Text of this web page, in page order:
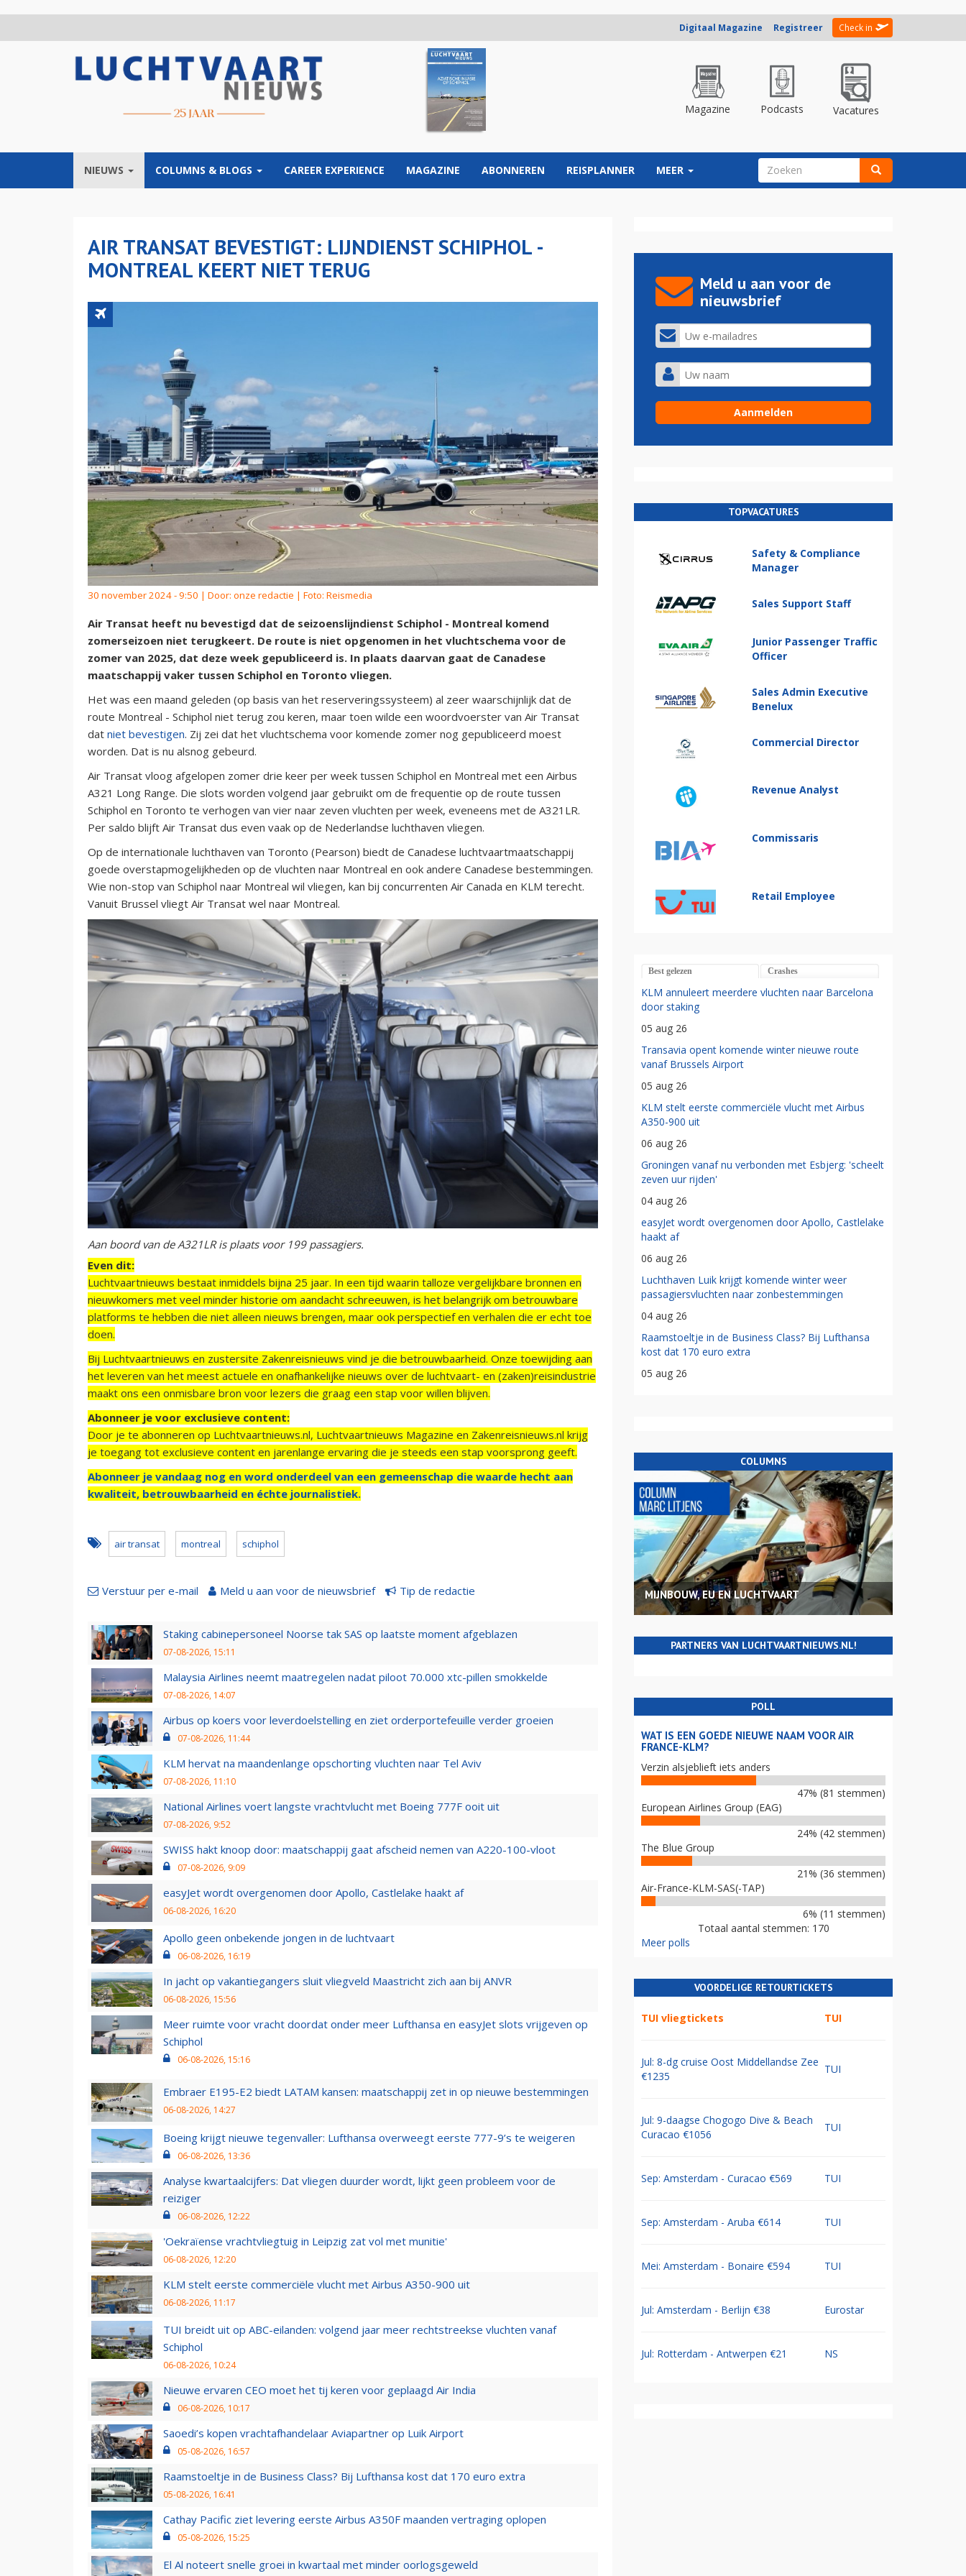
Digitaal Magazine Registreer Check in
Magazine Podcasts Vacatures
NIEUWS COLUMNS & BLOGS CAREER EXPERIENCE MAGAZINE ABONNEREN REISPLANNER MEER ZOEKVELD
AIR TRANSAT BEVESTIGT: LIJNDIENST SCHIPHOL -
MONTREAL KEERT NIET TERUG
30 november 2024 - 9:50 | Door: onze redactie | Foto: Reismedia
Air Transat heeft nu bevestigd dat de seizoenslijndienst Schiphol - Montreal komend
zomerseizoen niet terugkeert. De route is niet opgenomen in het vluchtschema voor de
zomer van 2025, dat deze week gepubliceerd is. In plaats daarvan gaat de Canadese
maatschappij vaker tussen Schiphol en Toronto vliegen.
Het was een maand geleden (op basis van het reserveringssysteem) al zeer waarschijnlijk dat de
route Montreal - Schiphol niet terug zou keren, maar toen wilde een woordvoerster van Air Transat
dat niet bevestigen. Zij zei dat het vluchtschema voor komende zomer nog gepubliceerd moest
worden. Dat is nu alsnog gebeurd.
Air Transat vloog afgelopen zomer drie keer per week tussen Schiphol en Montreal met een Airbus
A321 Long Range. Die slots worden volgend jaar gebruikt om de frequentie op de route tussen
Schiphol en Toronto te verhogen van vier naar zeven vluchten per week, eveneens met de A321LR.
Per saldo blijft Air Transat dus even vaak op de Nederlandse luchthaven vliegen.
Op de internationale luchthaven van Toronto (Pearson) biedt de Canadese luchtvaartmaatschappij
goede overstapmogelijkheden op de vluchten naar Montreal en ook andere Canadese bestemmingen.
Wie non-stop van Schiphol naar Montreal wil vliegen, kan bij concurrenten Air Canada en KLM terecht.
Vanuit Brussel vliegt Air Transat wel naar Montreal.
Aan boord van de A321LR is plaats voor 199 passagiers.
Even dit:
Luchtvaartnieuws bestaat inmiddels bijna 25 jaar. In een tijd waarin talloze vergelijkbare bronnen en
nieuwkomers met veel minder historie om aandacht schreeuwen, is het belangrijk om betrouwbare
platforms te hebben die niet alleen nieuws brengen, maar ook perspectief en verhalen die er echt toe
doen.
Bij Luchtvaartnieuws en zustersite Zakenreisnieuws vind je die betrouwbaarheid. Onze toewijding aan
het leveren van het meest actuele en onafhankelijke nieuws over de luchtvaart- en (zaken)reisindustrie
maakt ons een onmisbare bron voor lezers die graag een stap voor willen blijven.
Abonneer je voor exclusieve content:
Door je te abonneren op Luchtvaartnieuws.nl, Luchtvaartnieuws Magazine en Zakenreisnieuws.nl krijg
je toegang tot exclusieve content en jarenlange ervaring die je steeds een stap voorsprong geeft.
Abonneer je vandaag nog en word onderdeel van een gemeenschap die waarde hecht aan
kwaliteit, betrouwbaarheid en échte journalistiek.
air transat montreal schiphol
Verstuur per e-mail Meld u aan voor de nieuwsbrief Tip de redactie
Staking cabinepersoneel Noorse tak SAS op laatste moment afgeblazen
07-08-2026, 15:11
Malaysia Airlines neemt maatregelen nadat piloot 70.000 xtc-pillen smokkelde
07-08-2026, 14:07
Airbus op koers voor leverdoelstelling en ziet orderportefeuille verder groeien
07-08-2026, 11:44
KLM hervat na maandenlange opschorting vluchten naar Tel Aviv
07-08-2026, 11:10
National Airlines voert langste vrachtvlucht met Boeing 777F ooit uit
07-08-2026, 9:52
SWISS hakt knoop door: maatschappij gaat afscheid nemen van A220-100-vloot
07-08-2026, 9:09
easyJet wordt overgenomen door Apollo, Castlelake haakt af
06-08-2026, 16:20
Apollo geen onbekende jongen in de luchtvaart
06-08-2026, 16:19
In jacht op vakantiegangers sluit vliegveld Maastricht zich aan bij ANVR
06-08-2026, 15:56
Meer ruimte voor vracht doordat onder meer Lufthansa en easyJet slots vrijgeven op
Schiphol
06-08-2026, 15:16
Embraer E195-E2 biedt LATAM kansen: maatschappij zet in op nieuwe bestemmingen
06-08-2026, 14:27
Boeing krijgt nieuwe tegenvaller: Lufthansa overweegt eerste 777-9’s te weigeren
06-08-2026, 13:36
Analyse kwartaalcijfers: Dat vliegen duurder wordt, lijkt geen probleem voor de
reiziger
06-08-2026, 12:22
'Oekraïense vrachtvliegtuig in Leipzig zat vol met munitie'
06-08-2026, 12:20
KLM stelt eerste commerciële vlucht met Airbus A350-900 uit
06-08-2026, 11:17
TUI breidt uit op ABC-eilanden: volgend jaar meer rechtstreekse vluchten vanaf
Schiphol
06-08-2026, 10:24
Nieuwe ervaren CEO moet het tij keren voor geplaagd Air India
06-08-2026, 10:17
Saoedi’s kopen vrachtafhandelaar Aviapartner op Luik Airport
05-08-2026, 16:57
Raamstoeltje in de Business Class? Bij Lufthansa kost dat 170 euro extra
05-08-2026, 16:41
Cathay Pacific ziet levering eerste Airbus A350F maanden vertraging oplopen
05-08-2026, 15:25
El Al noteert snelle groei in kwartaal met minder oorlogsgeweld
Meld u aan voor de
nieuwsbrief
TOPVACATURES
Safety & Compliance
Manager
Sales Support Staff
Junior Passenger Traffic
Officer
Sales Admin Executive
Benelux
Commercial Director
Revenue Analyst
Commissaris
Retail Employee
Best gelezen Crashes
KLM annuleert meerdere vluchten naar Barcelona
door staking
05 aug 26
Transavia opent komende winter nieuwe route
vanaf Brussels Airport
05 aug 26
KLM stelt eerste commerciële vlucht met Airbus
A350-900 uit
06 aug 26
Groningen vanaf nu verbonden met Esbjerg: 'scheelt
zeven uur rijden'
04 aug 26
easyJet wordt overgenomen door Apollo, Castlelake
haakt af
06 aug 26
Luchthaven Luik krijgt komende winter weer
passagiersvluchten naar zonbestemmingen
04 aug 26
Raamstoeltje in de Business Class? Bij Lufthansa
kost dat 170 euro extra
05 aug 26
COLUMNS
MIJNBOUW, EU EN LUCHTVAART
PARTNERS VAN LUCHTVAARTNIEUWS.NL!
POLL
WAT IS EEN GOEDE NIEUWE NAAM VOOR AIR
FRANCE-KLM?
Verzin alsjeblieft iets anders
47% (81 stemmen)
European Airlines Group (EAG)
24% (42 stemmen)
The Blue Group
21% (36 stemmen)
Air-France-KLM-SAS(-TAP)
6% (11 stemmen)
Totaal aantal stemmen: 170
Meer polls
VOORDELIGE RETOURTICKETS
TUI vliegtickets TUI
Jul: 8-dg cruise Oost Middellandse Zee
€1235
TUI
Jul: 9-daagse Chogogo Dive & Beach
Curacao €1056
TUI
Sep: Amsterdam - Curacao €569 TUI
Sep: Amsterdam - Aruba €614 TUI
Mei: Amsterdam - Bonaire €594 TUI
Jul: Amsterdam - Berlijn €38 Eurostar
Jul: Rotterdam - Antwerpen €21 NS